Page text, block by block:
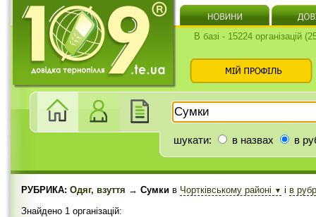
В базі - 15224 організацій
шукати: в назвах в
РУБРИКА: Одяг, взуття → Сумки в Чортківському районі ▼ і в
Знайдено 1 організацій: